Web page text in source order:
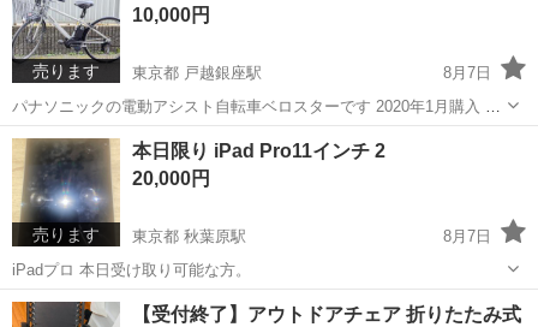
売ります
10,000円
東京都 戸越銀座駅
8月7日
パナソニックの電動アシスト自転車ベロスターです 2020年1月購入 カ
ラー:シルバー 7段ギア(1〜4段での走行推奨 5〜7は走行中チェーンが
たわみロックする可能性があります) 後ブレーキを強く握るとキーキー
なります...
東京 品川区 戸越銀座駅 電動アシスト自転車
売ります
本日限り iPad Pro11インチ 2
20,000円
東京都 秋葉原駅
8月7日
iPadプロ 本日受け取り可能な方。
東京 千代田区 秋葉原駅 iPad
【受付終了】アウトドアチェア 折りたたみ式